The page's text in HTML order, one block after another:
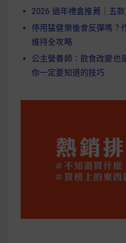
2026 過年禮盒推薦｜五
停用猛健樂後會反彈嗎？
維持全攻略
公主營養師：飲食改變也
你一定要知道的技巧